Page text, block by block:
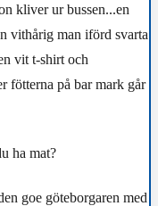
kliver ur bussen...en
vithårig man iförd svarta
vit t-shirt och
fötterna på bar mark går
ha mat?
goe göteborgaren med